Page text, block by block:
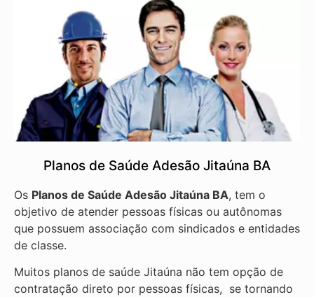
Planos de Saúde Adesão Jitaúna BA
Os Planos de Saúde Adesão Jitaúna BA, tem o
objetivo de atender pessoas físicas ou autônomas
que possuem associação com sindicados e entidades
de classe.
Muitos planos de saúde Jitaúna não tem opção de
contratação direto por pessoas físicas, se tornando